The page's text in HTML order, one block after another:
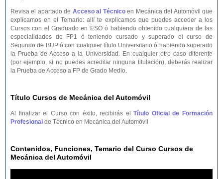
Revisa el apartado de Acceso al Técnicoen Mecánica del Automóvil que
explicamos en el Temario: allí te explicamos que puedes acceder a los
Cursos con el Graduado en ESO ó habiendo obtenido cualquiera de las
especialidades de FP1 ó teniendo cursado y superado el curso de
Segundo de BUP ó con cualquier título Universitario ó habiendo superado
la Prueba de Acceso a la Universidad. En cualquier otro caso diferente
(por ejemplo, si no puedes acreditar ninguna titulación), deberás realizar
la Prueba de Acceso a FP de Grado Medio.
Título Cursos de Mecánica del Automóvil
Al finalizar el Curso con éxito, recibirás elTítulo Oficial de Formación
Profesional de Técnico en Mecánica del Automóvil
Contenidos, Funciones, Temario del Curso Cursos de
Mecánica del Automóvil